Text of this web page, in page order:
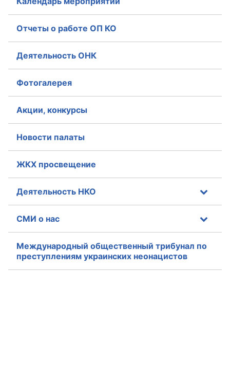
Отчеты о работе ОП КО
Деятельность ОНК
Фотогалерея
Акции, конкурсы
Новости палаты
ЖКХ просвещение
Деятельность НКО
СМИ о нас
Международный общественный трибунал по
преступлениям украинских неонацистов